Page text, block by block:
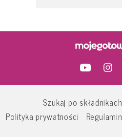
Szukaj po składnikach
Polityka prywatności
Regulamin